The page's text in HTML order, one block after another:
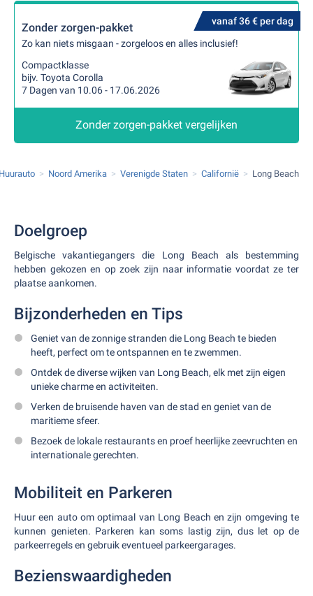
vanaf 36 € per dag
Zonder zorgen-pakket
Zo kan niets misgaan - zorgeloos en alles inclusief!
Compactklasse
bijv. Toyota Corolla
7 Dagen van 10.06 - 17.06.2026
Zonder zorgen-pakket vergelijken
Noord Amerika Verenigde Staten Californië Long Beach
Doelgroep
Belgische vakantiegangers die Long Beach als bestemming
hebben gekozen en op zoek zijn naar informatie voordat ze ter
plaatse aankomen.
Bijzonderheden en Tips
Geniet van de zonnige stranden die Long Beach te bieden
heeft, perfect om te ontspannen en te zwemmen.
Ontdek de diverse wijken van Long Beach, elk met zijn eigen
unieke charme en activiteiten.
Verken de bruisende haven van de stad en geniet van de
maritieme sfeer.
Bezoek de lokale restaurants en proef heerlijke zeevruchten en
internationale gerechten.
Mobiliteit en Parkeren
Huur een auto om optimaal van Long Beach en zijn omgeving te
kunnen genieten. Parkeren kan soms lastig zijn, dus let op de
parkeerregels en gebruik eventueel parkeergarages.
Bezienswaardigheden